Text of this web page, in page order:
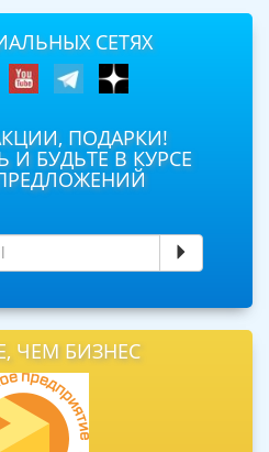
СЕТЯХ
ПОДАРКИ!
БУДЬТЕ В КУРСЕ
ЧЕМ БИЗНЕС